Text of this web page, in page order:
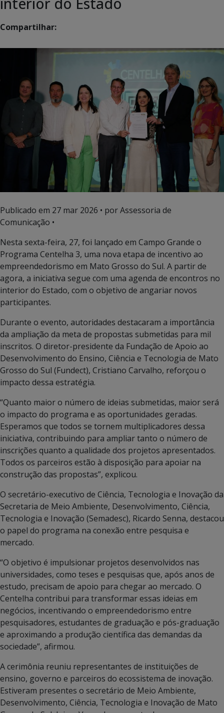
Compartilhar:
Publicado em 27 mar 2026 • por Assessoria de
Comunicação •
Nesta sexta-feira, 27, foi lançado em Campo Grande o
Programa Centelha 3, uma nova etapa de incentivo ao
empreendedorismo em Mato Grosso do Sul. A partir de
agora, a iniciativa segue com uma agenda de encontros no
interior do Estado, com o objetivo de angariar novos
participantes.
Durante o evento, autoridades destacaram a importância
da ampliação da meta de propostas submetidas para mil
inscritos. O diretor-presidente da Fundação de Apoio ao
Desenvolvimento do Ensino, Ciência e Tecnologia de Mato
Grosso do Sul (Fundect), Cristiano Carvalho, reforçou o
impacto dessa estratégia.
“Quanto maior o número de ideias submetidas, maior será
o impacto do programa e as oportunidades geradas.
Esperamos que todos se tornem multiplicadores dessa
iniciativa, contribuindo para ampliar tanto o número de
inscrições quanto a qualidade dos projetos apresentados.
Todos os parceiros estão à disposição para apoiar na
construção das propostas”, explicou.
O secretário-executivo de Ciência, Tecnologia e Inovação da
Secretaria de Meio Ambiente, Desenvolvimento, Ciência,
Tecnologia e Inovação (Semadesc), Ricardo Senna, destacou
o papel do programa na conexão entre pesquisa e
mercado.
“O objetivo é impulsionar projetos desenvolvidos nas
universidades, como teses e pesquisas que, após anos de
estudo, precisam de apoio para chegar ao mercado. O
Centelha contribui para transformar essas ideias em
negócios, incentivando o empreendedorismo entre
pesquisadores, estudantes de graduação e pós-graduação
e aproximando a produção científica das demandas da
sociedade”, afirmou.
A cerimônia reuniu representantes de instituições de
ensino, governo e parceiros do ecossistema de inovação.
Estiveram presentes o secretário de Meio Ambiente,
Desenvolvimento, Ciência, Tecnologia e Inovação de Mato